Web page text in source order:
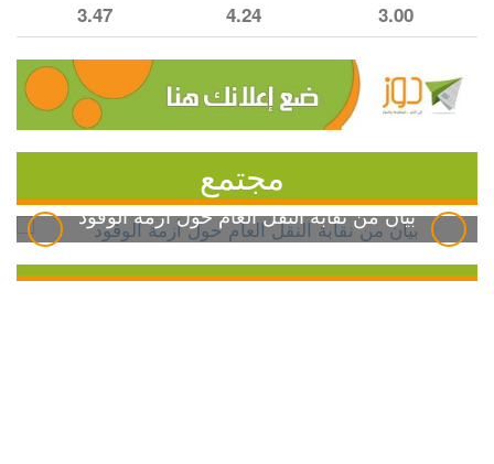
3.00
4.24
3.47
مجتمع
بيان من نقابة النقل العام حول أزمة الوقود